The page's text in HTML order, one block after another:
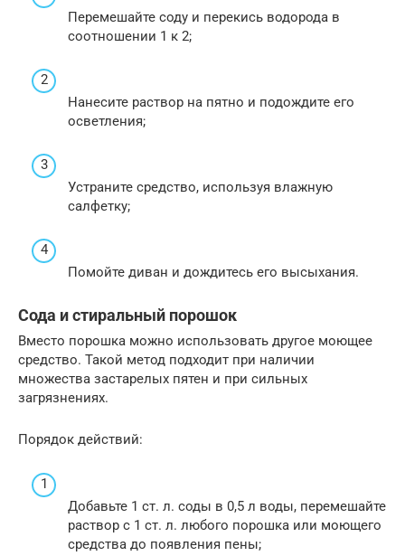
Перемешайте соду и перекись водорода в
соотношении 1 к 2;
Нанесите раствор на пятно и подождите его
осветления;
Устраните средство, используя влажную
салфетку;
Помойте диван и дождитесь его высыхания.
Сода и стиральный порошок
Вместо порошка можно использовать другое моющее
средство. Такой метод подходит при наличии
множества застарелых пятен и при сильных
загрязнениях.
Порядок действий:
Добавьте 1 ст. л. соды в 0,5 л воды, перемешайте
раствор с 1 ст. л. любого порошка или моющего
средства до появления пены;